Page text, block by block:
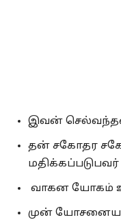
இவன்
தன் சகோதர
மதிக்கப்படுபவர்
வாகன யோகம்
முன்